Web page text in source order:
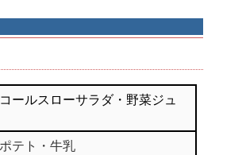
ールスローサラダ・野菜ジュ
テト・牛乳